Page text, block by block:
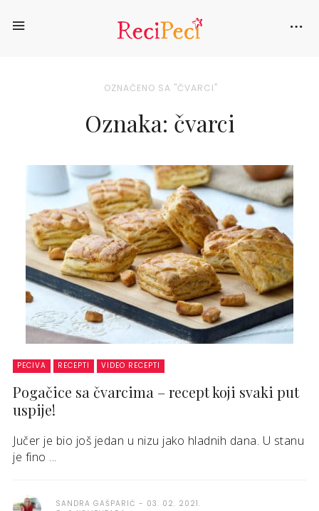
OZNAČENO SA "ČVARCI"
Oznaka: čvarci
PECIVA RECEPTI VIDEO RECEPTI
Pogačice sa čvarcima – recept koji svaki put
uspije!
Jučer je bio još jedan u nizu jako hladnih dana. U stanu
je fino ...
SANDRA GAŠPARIĆ
03. 02. 2021.